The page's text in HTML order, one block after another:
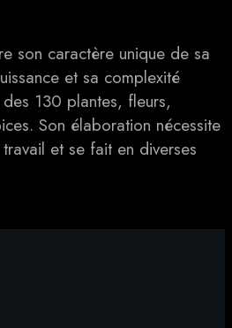
son caractère unique de sa
et sa complexité
130 plantes, fleurs,
Son élaboration nécessite
et se fait en diverses